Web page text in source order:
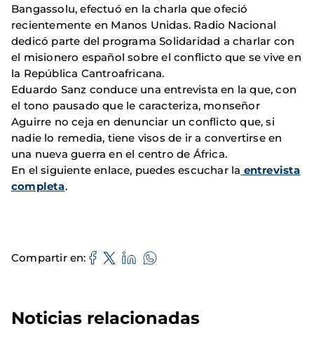
Bangassolu, efectuó en la charla que ofeció
recientemente en Manos Unidas. Radio Nacional
dedicó parte del programa Solidaridad a charlar con
el misionero español sobre el conflicto que se vive en
la República Cantroafricana.
Eduardo Sanz conduce una entrevista en la que, con
el tono pausado que le caracteriza, monseñor
Aguirre no ceja en denunciar un conflicto que, si
nadie lo remedia, tiene visos de ir a convertirse en
una nueva guerra en el centro de África.
En el siguiente enlace, puedes escuchar la entrevista
completa.
Compartir en
Noticias relacionadas